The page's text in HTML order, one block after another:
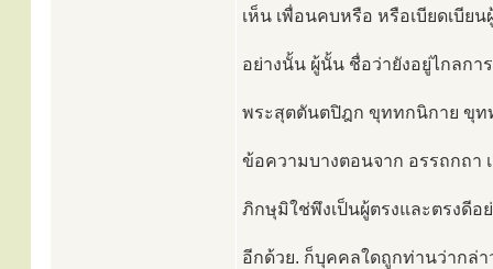
เห็น เพื่อนคบหรือ หรือเบียดเบีย
อย่างนั้น ผู้นั้น ชื่อว่ายังอยู่ไกลกา
พระสุตตันตปิฎก ขุททกนิกาย ขุท
ข้อความบางตอนจาก อรรถกถา
ภิกษุมิใช่พึงเป็นผู้ตรงและตรงดีอ
อีกด้วย. ก็บุคคลใดถูกท่านว่ากล่